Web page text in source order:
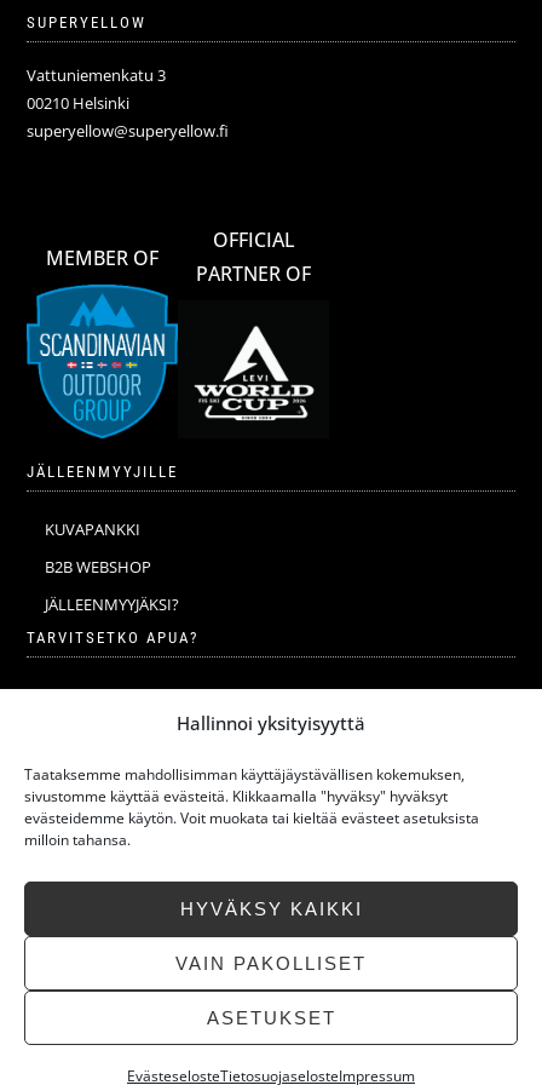
Hallinnoi yksityisyyttä
Taataksemme mahdollisimman käyttäjäystävällisen kokemuksen,
sivustomme käyttää evästeitä. Klikkaamalla "hyväksy" hyväksyt
evästeidemme käytön. Voit muokata tai kieltää evästeet asetuksista
milloin tahansa.
HYVÄKSY KAIKKI
VAIN PAKOLLISET
ASETUKSET
EvästeselosteTietosuojaselosteImpressum
SUPERYELLOW
Vattuniemenkatu 3
00210 Helsinki
superyellow@superyellow.fi
MEMBER OF
OFFICIAL
PARTNER OF
JÄLLEENMYYJILLE
KUVAPANKKI
B2B WEBSHOP
JÄLLEENMYYJÄKSI?
TARVITSETKO APUA?
VERKKOKAUPAN YLEISET EHDOT
MERINOVILLAN PESU JA HOITO-OHJEET
KOKOTAULUKKO
VASTUULLISUUS
UUSIMMAT ARTIKKELIT
USEIN KYSYTYT KYSYMYKSET